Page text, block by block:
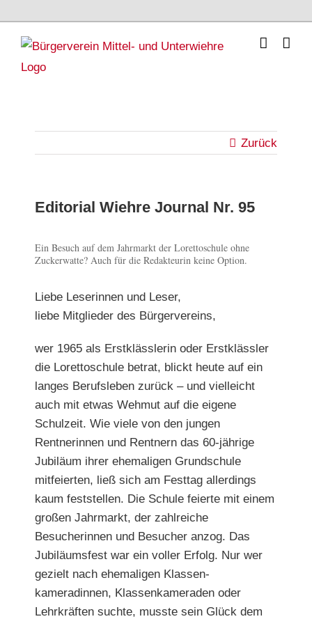
content
Zurück
Editorial Wiehre Journal Nr. 95
Zeige
grösseres
Bild
Ein Besuch auf dem Jahrmarkt der Lorettoschule ohne
Zuckerwatte? Auch für die Redakteurin keine Option.
Liebe Leserinnen und Leser,
liebe Mitglieder des Bürgervereins,
wer 1965 als Erstklässlerin oder Erstklässler
die Lorettoschule betrat, blickt heute auf ein
langes Berufsleben zurück – und vielleicht
auch mit etwas Wehmut auf die eigene
Schulzeit. Wie viele von den jungen
Rentnerinnen und Rentnern das 60-jährige
Jubiläum ihrer ehemaligen Grundschule
mitfeierten, ließ sich am Festtag allerdings
kaum feststellen. Die Schule feierte mit einem
großen Jahrmarkt, der zahlreiche
Besucherinnen und Besucher anzog. Das
Jubiläumsfest war ein voller Erfolg. Nur wer
gezielt nach ehemaligen Klassen-
kameradinnen, Klassenkameraden oder
Lehrkräften suchte, musste sein Glück dem